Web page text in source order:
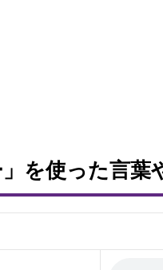
を使った言葉